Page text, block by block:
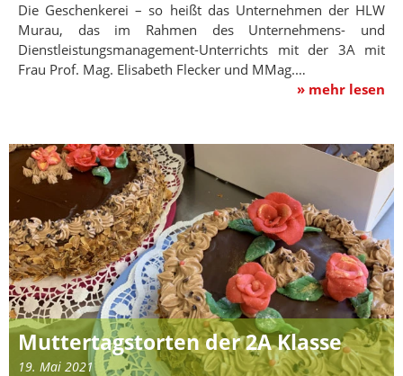
Die Geschenkerei – so heißt das Unternehmen der HLW
Murau, das im Rahmen des Unternehmens- und
Dienstleistungsmanagement-Unterrichts mit der 3A mit
Frau Prof. Mag. Elisabeth Flecker und MMag.…
» mehr lesen
Muttertagstorten der 2A Klasse
19. Mai 2021